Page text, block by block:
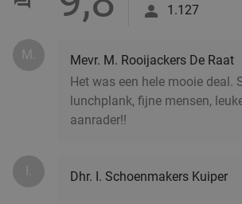
Brasserie Welkom Thuis
Verkocht: 92
IZUMI in hartje Helmond
Vandaag
1.127
M.
Mevr. M. Rooijackers De Raat
Het was een hele mooie deal.
lunchplank, fijne mensen,
aanrader!!
I. Dhr. I. Schoenmakers Kuiper